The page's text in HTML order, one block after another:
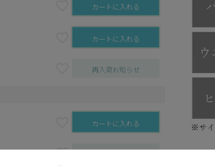
カートに入れる
カートに入れる
再入荷お知らせ
カートに入れる